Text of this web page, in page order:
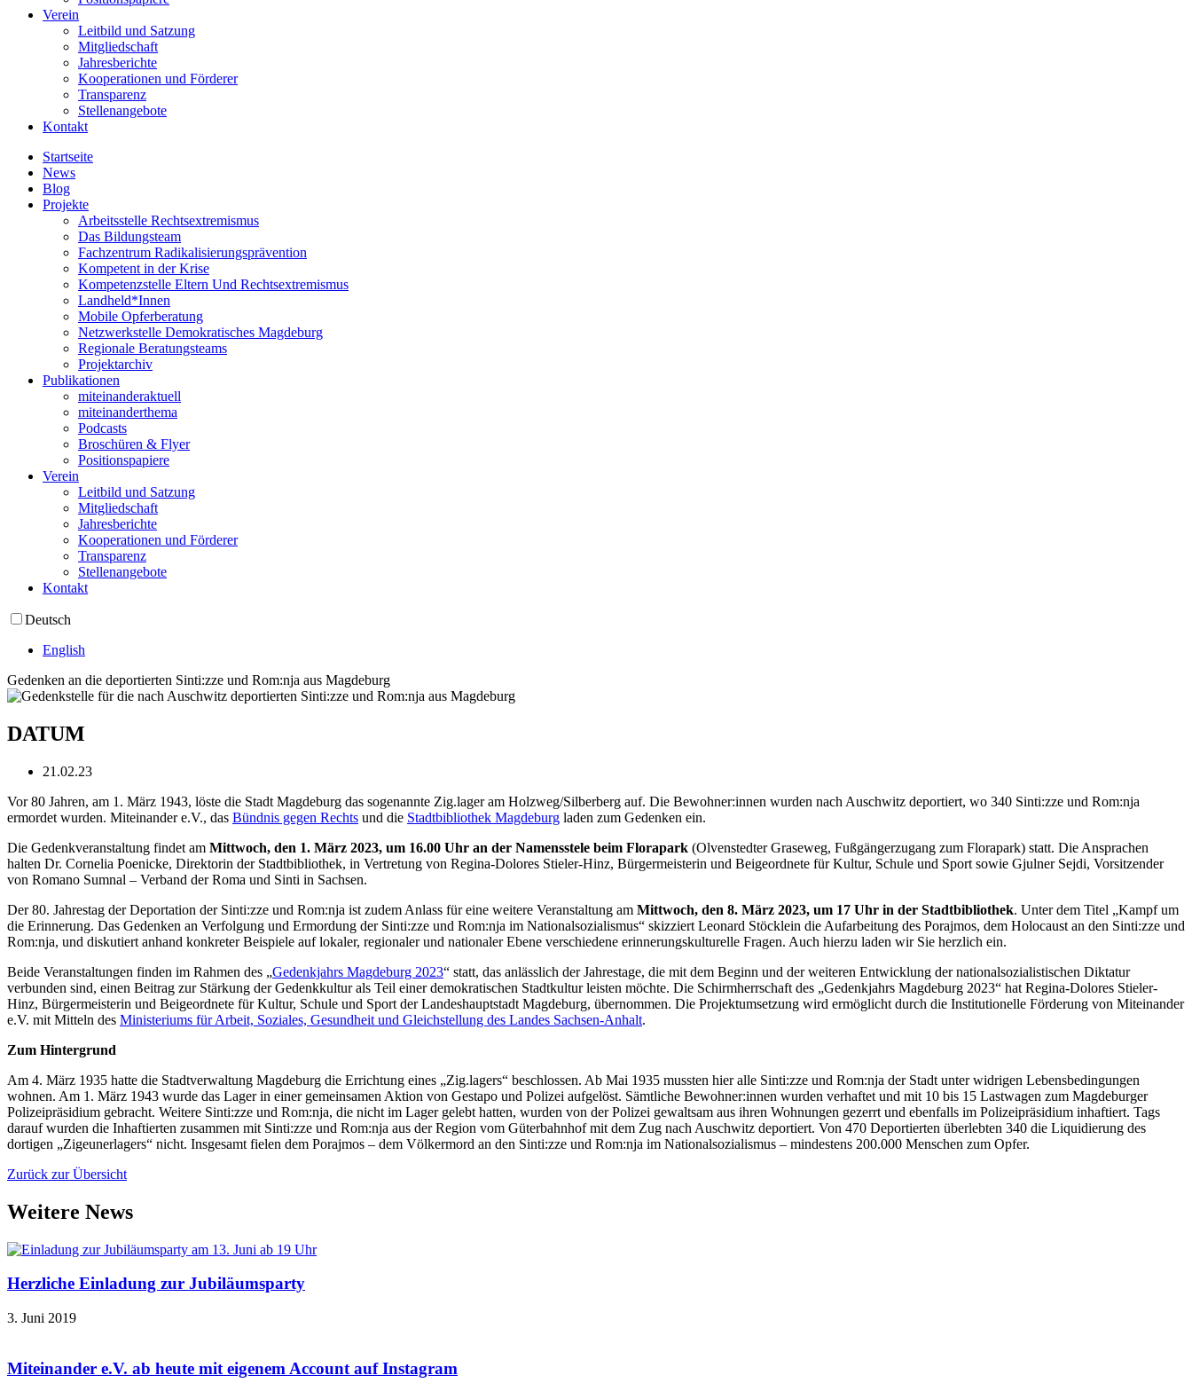
Verein
Leitbild und Satzung
Mitgliedschaft
Jahresberichte
Kooperationen und Förderer
Transparenz
Stellenangebote
Kontakt
Startseite
News
Blog
Projekte
Arbeitsstelle Rechtsextremismus
Das Bildungsteam
Fachzentrum Radikalisierungsprävention
Kompetent in der Krise
Kompetenzstelle Eltern Und Rechtsextremismus
Landheld*Innen
Mobile Opferberatung
Netzwerkstelle Demokratisches Magdeburg
Regionale Beratungsteams
Projektarchiv
Publikationen
miteinanderaktuell
miteinanderthema
Podcasts
Broschüren & Flyer
Positionspapiere
Verein
Leitbild und Satzung
Mitgliedschaft
Jahresberichte
Kooperationen und Förderer
Transparenz
Stellenangebote
Kontakt
Deutsch
English
Gedenken an die deportierten Sinti:zze und Rom:nja aus Magdeburg
DATUM
21.02.23
Vor 80 Jahren, am 1. März 1943, löste die Stadt Magdeburg das sogenannte Zig.lager am Holzweg/Silberberg auf. Die Bewohner:innen wurden nach Auschwitz deportiert, wo 340 Sinti:zze und Rom:nja
ermordet wurden. Miteinander e.V., das Bündnis gegen Rechts und die Stadtbibliothek Magdeburg laden zum Gedenken ein.
Die Gedenkveranstaltung findet am Mittwoch, den 1. März 2023, um 16.00 Uhr an der Namensstele beim Florapark (Olvenstedter Graseweg, Fußgängerzugang zum Florapark) statt. Die Ansprachen
halten Dr. Cornelia Poenicke, Direktorin der Stadtbibliothek, in Vertretung von Regina-Dolores Stieler-Hinz, Bürgermeisterin und Beigeordnete für Kultur, Schule und Sport sowie Gjulner Sejdi, Vorsitzender
von Romano Sumnal – Verband der Roma und Sinti in Sachsen.
Der 80. Jahrestag der Deportation der Sinti:zze und Rom:nja ist zudem Anlass für eine weitere Veranstaltung am Mittwoch, den 8. März 2023, um 17 Uhr in der Stadtbibliothek. Unter dem Titel „Kampf um
die Erinnerung. Das Gedenken an Verfolgung und Ermordung der Sinti:zze und Rom:nja im Nationalsozialismus“ skizziert Leonard Stöcklein die Aufarbeitung des Porajmos, dem Holocaust an den Sinti:zze und
Rom:nja, und diskutiert anhand konkreter Beispiele auf lokaler, regionaler und nationaler Ebene verschiedene erinnerungskulturelle Fragen. Auch hierzu laden wir Sie herzlich ein.
Beide Veranstaltungen finden im Rahmen des „Gedenkjahrs Magdeburg 2023“ statt, das anlässlich der Jahrestage, die mit dem Beginn und der weiteren Entwicklung der nationalsozialistischen Diktatur
verbunden sind, einen Beitrag zur Stärkung der Gedenkkultur als Teil einer demokratischen Stadtkultur leisten möchte. Die Schirmherrschaft des „Gedenkjahrs Magdeburg 2023“ hat Regina-Dolores Stieler-
Hinz, Bürgermeisterin und Beigeordnete für Kultur, Schule und Sport der Landeshauptstadt Magdeburg, übernommen. Die Projektumsetzung wird ermöglicht durch die Institutionelle Förderung von Miteinander
e.V. mit Mitteln des Ministeriums für Arbeit, Soziales, Gesundheit und Gleichstellung des Landes Sachsen-Anhalt.
Zum Hintergrund
Am 4. März 1935 hatte die Stadtverwaltung Magdeburg die Errichtung eines „Zig.lagers“ beschlossen. Ab Mai 1935 mussten hier alle Sinti:zze und Rom:nja der Stadt unter widrigen Lebensbedingungen
wohnen. Am 1. März 1943 wurde das Lager in einer gemeinsamen Aktion von Gestapo und Polizei aufgelöst. Sämtliche Bewohner:innen wurden verhaftet und mit 10 bis 15 Lastwagen zum Magdeburger
Polizeipräsidium gebracht. Weitere Sinti:zze und Rom:nja, die nicht im Lager gelebt hatten, wurden von der Polizei gewaltsam aus ihren Wohnungen gezerrt und ebenfalls im Polizeipräsidium inhaftiert. Tags
darauf wurden die Inhaftierten zusammen mit Sinti:zze und Rom:nja aus der Region vom Güterbahnhof mit dem Zug nach Auschwitz deportiert. Von 470 Deportierten überlebten 340 die Liquidierung des
dortigen „Zigeunerlagers“ nicht. Insgesamt fielen dem Porajmos – dem Völkermord an den Sinti:zze und Rom:nja im Nationalsozialismus – mindestens 200.000 Menschen zum Opfer.
Zurück zur Übersicht
Weitere News
Herzliche Einladung zur Jubiläumsparty
3. Juni 2019
Miteinander e.V. ab heute mit eigenem Account auf Instagram